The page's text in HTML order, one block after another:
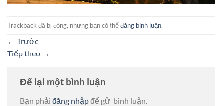
Trackback đã bị đóng, nhưng bạn có thểđăng bình luận.
← Trước
Tiếp theo →
Để lại một bình luận
Bạn phải đăng nhậpđể gửi bình luận.